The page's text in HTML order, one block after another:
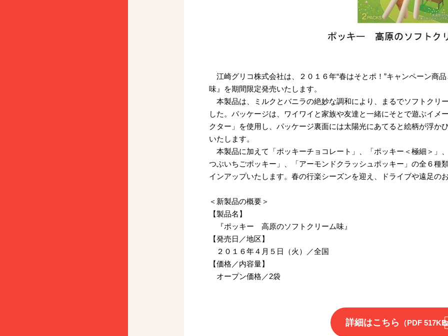
江崎グリコ株式会社は、２０１６年“春はそとポ！”キャンペーン商
味』を期間限定発売いたします。
本製品は、ミルクとバニラの絶妙な調和により、まるでソフトクリ
した。パッケージは、ワイワイと家族や友達と一緒にそとで遊ぶイメ
クター」を使用し、パッケージ裏面には太陽光にあてると絵柄が浮か
いたします。
本製品に加えて「ポッキーチョコレート」、「ポッキー＜極細＞」
つぶいちごポッキー」、「アーモンドクラッシュポッキー」の全６種
インアップいたします。春の行楽シーズンを迎え、ドライブや遠足の
＜新製品の概要＞
【製品名】
『ポッキー 高原のソフトクリーム味』
【発売日／地区】
２０１６年４月５日（火）／全国
【価格／内容量】
オープン価格／2袋
詳細はこちら （PDF